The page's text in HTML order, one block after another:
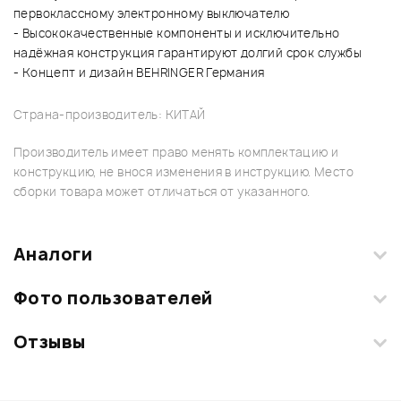
первоклассному электронному выключателю
- Высококачественные компоненты и исключительно
надёжная конструкция гарантируют долгий срок службы
- Концепт и дизайн BEHRINGER Германия
Страна-производитель: КИТАЙ
Производитель имеет право менять комплектацию и
конструкцию, не внося изменения в инструкцию. Место
сборки товара может отличаться от указанного.
Аналоги
Фото пользователей
Загрузите свои фотографии купленного товара и получите
Отзывы